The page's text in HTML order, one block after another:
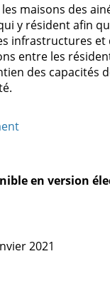
les maisons des
y résident afin
infrastructures
entre les
des capacités
en version
2021